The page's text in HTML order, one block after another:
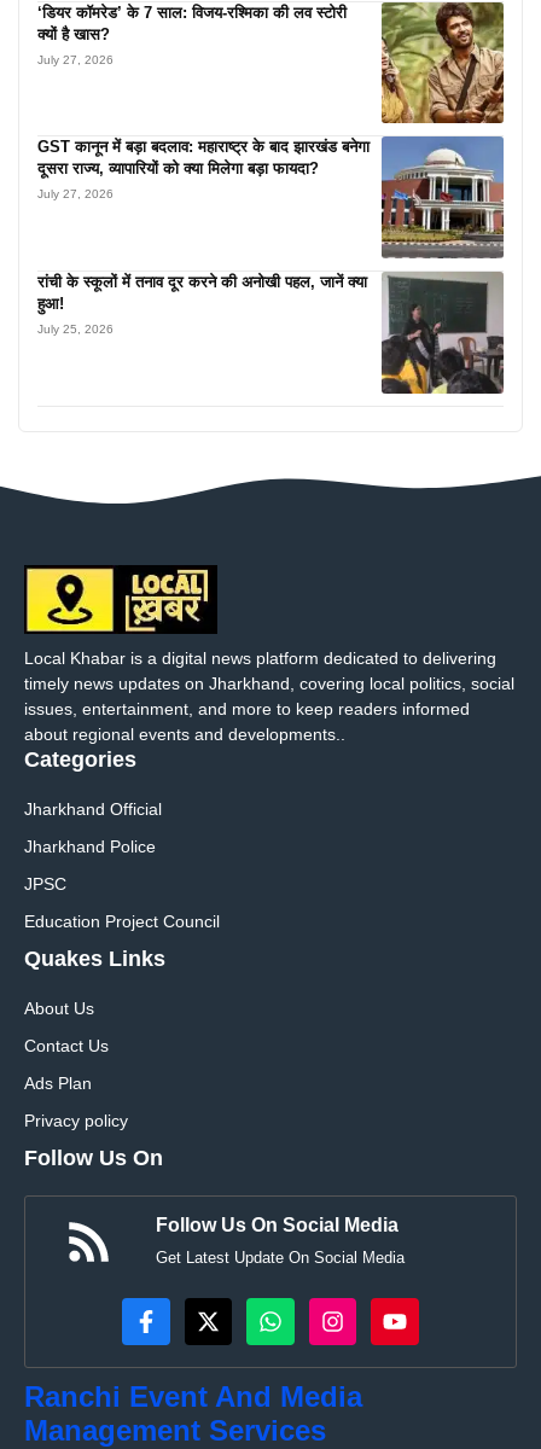
‘डियर कॉमरेड’ के 7 साल: विजय-रश्मिका की लव स्टोरी
क्यों है खास?
July 27, 2026
GST कानून में बड़ा बदलाव: महाराष्ट्र के बाद झारखंड बनेगा
दूसरा राज्य, व्यापारियों को क्या मिलेगा बड़ा फायदा?
July 27, 2026
रांची के स्कूलों में तनाव दूर करने की अनोखी पहल, जानें क्या
हुआ!
July 25, 2026
Local Khabar is a digital news platform dedicated to delivering
timely news updates on Jharkhand, covering local politics, social
issues, entertainment, and more to keep readers informed
about regional events and developments..
Categories
Jharkhand Official
Jharkhand Police
JPSC
Education Project Council
Quakes Links
About Us
Contact Us
Ads Plan
Privacy policy
Follow Us On
Follow Us On Social Media
Get Latest Update On Social Media
Ranchi Event And Media
Management Services